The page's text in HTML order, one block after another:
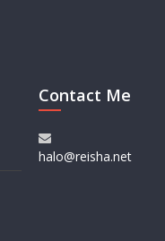
Contact Me